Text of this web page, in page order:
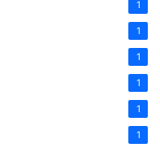
1
1
1
1
1
1